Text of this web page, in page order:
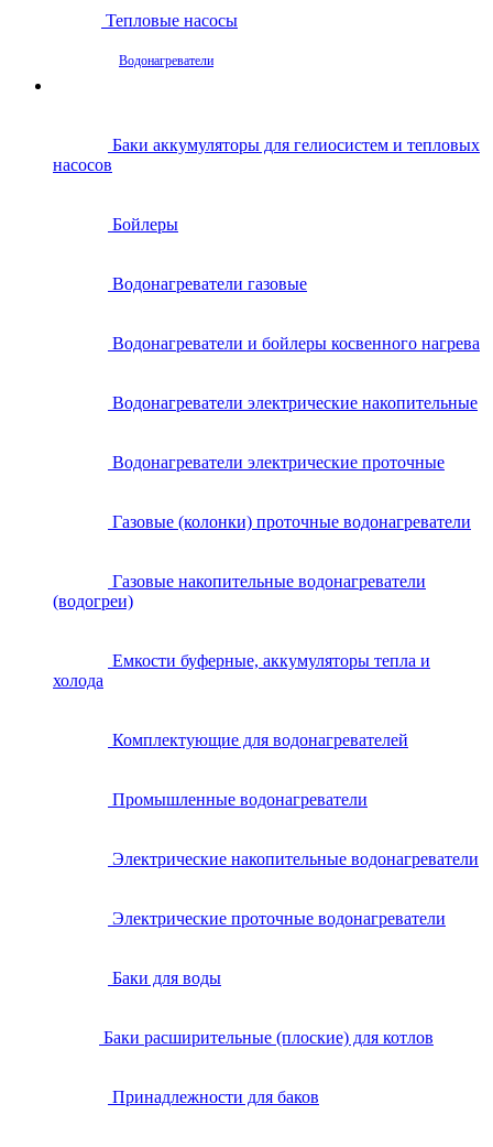
Тепловые насосы
Водонагреватели
Баки аккумуляторы для гелиосистем и тепловых
насосов
Бойлеры
Водонагреватели газовые
Водонагреватели и бойлеры косвенного нагрева
Водонагреватели электрические накопительные
Водонагреватели электрические проточные
Газовые (колонки) проточные водонагреватели
Газовые накопительные водонагреватели
(водогреи)
Емкости буферные, аккумуляторы тепла и
холода
Комплектующие для водонагревателей
Промышленные водонагреватели
Электрические накопительные водонагреватели
Электрические проточные водонагреватели
Баки для воды
Баки расширительные (плоские) для котлов
Принадлежности для баков